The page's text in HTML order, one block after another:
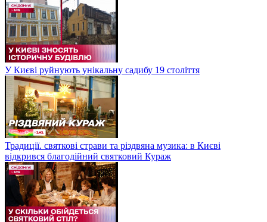
У Києві руйнують унікальну садибу 19 століття
Традиції. святкові страви та різдвяна музика: в Києві
відкрився благодійний святковий Кураж